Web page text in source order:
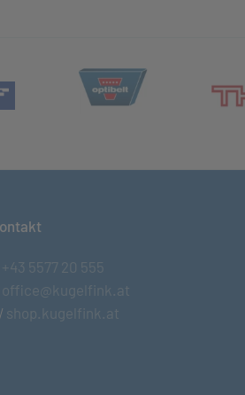
(öffnet in neuem Tab)
+43 5577 20 555
office@kugelfink.at
shop.kugelfink.at